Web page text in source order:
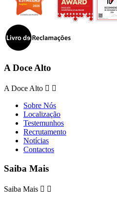
A Doce Alto
A Doce Alto  
Sobre Nós
Localização
Testemunhos
Recrutamento
Notícias
Contactos
Saiba Mais
Saiba Mais  